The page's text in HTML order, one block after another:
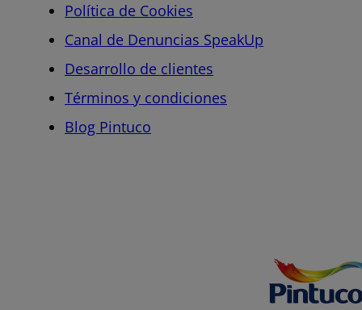
Política de Cookies
Canal de Denuncias SpeakUp
Desarrollo de clientes
Términos y condiciones
Blog Pintuco